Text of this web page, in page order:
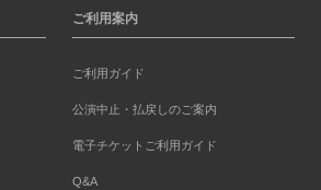
ご利用案内
ご利用ガイド
公演中止・払戻しのご案内
電子チケットご利用ガイド
Q&A